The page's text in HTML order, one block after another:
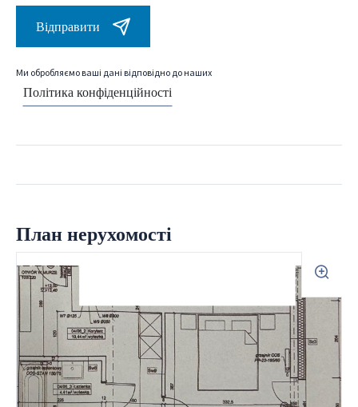
Відправити
Ми обробляємо ваші дані відповідно до наших
Політика конфіденційності
План нерухомості